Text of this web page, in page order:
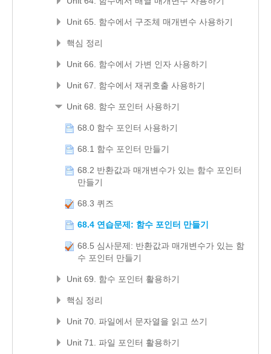
Unit 65. 함수에서 구조체 매개변수 사용하기
핵심 정리
Unit 66. 함수에서 가변 인자 사용하기
Unit 67. 함수에서 재귀호출 사용하기
Unit 68. 함수 포인터 사용하기
68.0 함수 포인터 사용하기
68.1 함수 포인터 만들기
68.2 반환값과 매개변수가 있는 함수 포인터
만들기
68.3 퀴즈
68.4 연습문제: 함수 포인터 만들기
68.5 심사문제: 반환값과 매개변수가 있는 함
수 포인터 만들기
Unit 69. 함수 포인터 활용하기
핵심 정리
Unit 70. 파일에서 문자열을 읽고 쓰기
Unit 71. 파일 포인터 활용하기